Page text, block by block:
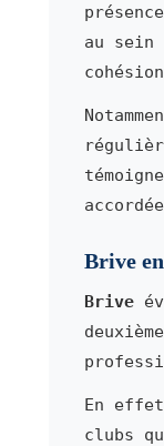
au sein
Brive
Brive
En
clubs